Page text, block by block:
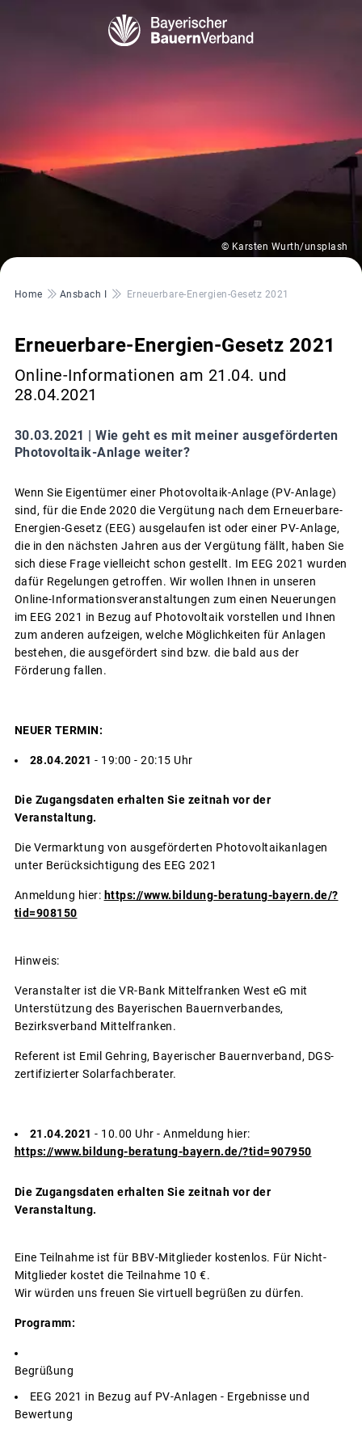
© Karsten Wurth/unsplash
Pfadnavigation
Home Ansbach I Erneuerbare-Energien-Gesetz 2021
Erneuerbare-Energien-Gesetz 2021
Online-Informationen am 21.04. und
28.04.2021
30.03.2021 | Wie geht es mit meiner ausgeförderten
Photovoltaik-Anlage weiter?
Wenn Sie Eigentümer einer Photovoltaik-Anlage (PV-Anlage)
sind, für die Ende 2020 die Vergütung nach dem Erneuerbare-
Energien-Gesetz (EEG) ausgelaufen ist oder einer PV-Anlage,
die in den nächsten Jahren aus der Vergütung fällt, haben Sie
sich diese Frage vielleicht schon gestellt. Im EEG 2021 wurden
dafür Regelungen getroffen. Wir wollen Ihnen in unseren
Online-Informationsveranstaltungen zum einen Neuerungen
im EEG 2021 in Bezug auf Photovoltaik vorstellen und Ihnen
zum anderen aufzeigen, welche Möglichkeiten für Anlagen
bestehen, die ausgefördert sind bzw. die bald aus der
Förderung fallen.
NEUER TERMIN:
28.04.2021 - 19:00 - 20:15 Uhr
Die Zugangsdaten erhalten Sie zeitnah vor der
Veranstaltung.
Die Vermarktung von ausgeförderten Photovoltaikanlagen
unter Berücksichtigung des EEG 2021
Anmeldung hier: https://www.bildung-beratung-bayern.de/?
tid=908150
Hinweis:
Veranstalter ist die VR-Bank Mittelfranken West eG mit
Unterstützung des Bayerischen Bauernverbandes,
Bezirksverband Mittelfranken.
Referent ist Emil Gehring, Bayerischer Bauernverband, DGS-
zertifizierter Solarfachberater.
21.04.2021 - 10.00 Uhr - Anmeldung hier:
https://www.bildung-beratung-bayern.de/?tid=907950
Die Zugangsdaten erhalten Sie zeitnah vor der
Veranstaltung.
Eine Teilnahme ist für BBV-Mitglieder kostenlos. Für Nicht-
Mitglieder kostet die Teilnahme 10 €.
Wir würden uns freuen Sie virtuell begrüßen zu dürfen.
Programm:
EEG 2021 in Bezug auf PV-Anlagen - Ergebnisse und
Bewertung